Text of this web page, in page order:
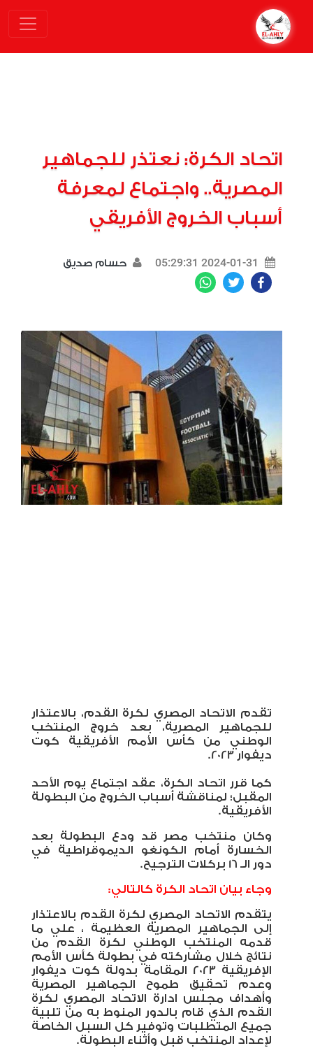
اتحاد الكرة: نعتذر للجماهير
المصرية.. واجتماع لمعرفة
أسباب الخروج الأفريقي
2024-01-31 05:29:31 حسام صديق
Facebook
Twitter
تقدم الاتحاد المصري لكرة القدم، بالاعتذار
للجماهير المصرية، بعد خروج المنتخب
الوطني من كأس الأمم الأفريقية كوت
ديفوار 2023.
كما قرر اتحاد الكرة، عقد اجتماع يوم الأحد
المقبل؛ لمناقشة أسباب الخروج من البطولة
الأفريقية.
وكان منتخب مصر قد ودع البطولة بعد
الخسارة أمام الكونغو الديموقراطية في
دور الـ 16 بركلات الترجيح.
وجاء بيان اتحاد الكرة كالتالي:
يتقدم الاتحاد المصري لكرة القدم بالاعتذار
إلى الجماهير المصرية العظيمة ، علي ما
قدمه المنتخب الوطني لكرة القدم من
نتائج خلال مشاركته في بطولة كأس الأمم
الإفريقية 2023 المقامة بدولة كوت ديفوار
وعدم تحقيق طموح الجماهير المصرية
وأهداف مجلس ادارة الاتحاد المصري لكرة
القدم الذي قام بالدور المنوط به من تلبية
جميع المتطلبات وتوفير كل السبل الخاصة
لإعداد المنتخب قبل وأثناء البطولة.